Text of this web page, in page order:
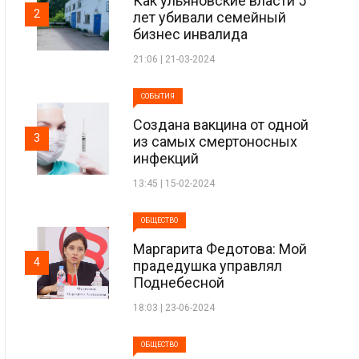
лет убивали семейный
бизнес инвалида
21:06 | 21-03-2024
2
СОБЫТИЯ
Создана вакцина от одной
из самых смертоносных
инфекций
13:45 | 15-02-2024
3
ОБЩЕСТВО
Маргарита Федотова: Мой
прадедушка управлял
Поднебесной
18:03 | 23-06-2024
4
ОБЩЕСТВО